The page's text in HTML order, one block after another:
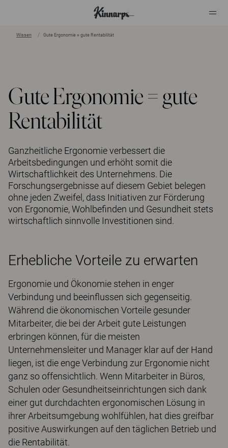
Wissen Gute Ergonomie = gute Rentabilität
Gute Ergonomie = gute
Rentabilität
Ganzheitliche Ergonomie verbessert die
Arbeitsbedingungen und erhöht somit die
Wirtschaftlichkeit des Unternehmens. Die
Forschungsergebnisse auf diesem Gebiet belegen
ohne jeden Zweifel, dass Initiativen zur Förderung
von Ergonomie, Wohlbefinden und Gesundheit stets
wirtschaftlich sinnvolle Investitionen sind.
Erhebliche Vorteile zu erwarten
Ergonomie und Ökonomie stehen in enger
Verbindung und beeinflussen sich gegenseitig.
Während die ökonomischen Vorteile gesunder
Mitarbeiter, die bei der Arbeit gute Leistungen
erbringen können, für die meisten
Unternehmensleiter und Manager klar auf der Hand
liegen, ist die enge Verbindung zur Ergonomie nicht
ganz so offensichtlich. Wenn Mitarbeiter in Büros,
Schulen oder Gesundheitseinrichtungen sich dank
einer gut durchdachten ergonomischen Lösung in
ihrer Arbeitsumgebung wohlfühlen, hat dies greifbar
positive Auswirkungen auf den täglichen Betrieb und
die Rentabilität.